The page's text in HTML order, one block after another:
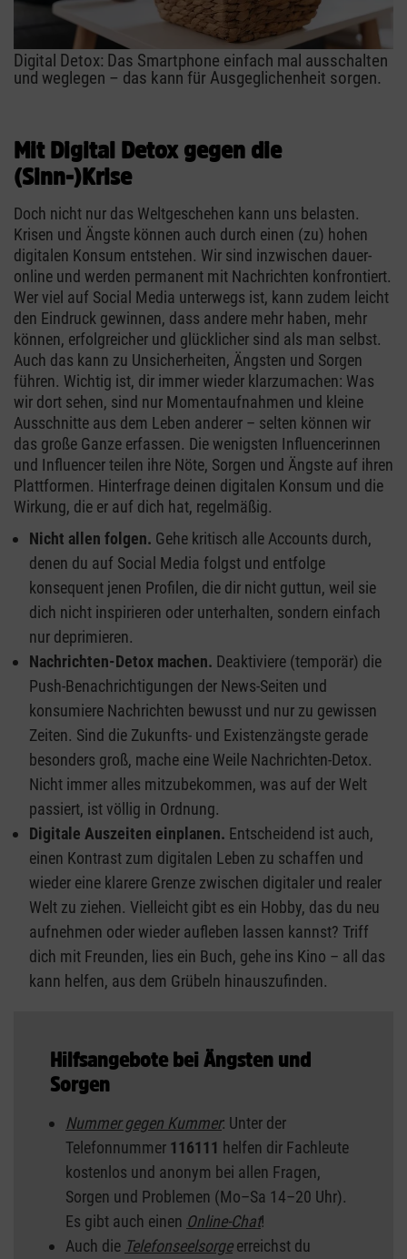
Digital Detox: Das Smartphone einfach mal ausschalten
und weglegen – das kann für Ausgeglichenheit sorgen.
Mit Digital Detox gegen die
(Sinn-)Krise
Doch nicht nur das Weltgeschehen kann uns belasten.
Krisen und Ängste können auch durch einen (zu) hohen
digitalen Konsum entstehen. Wir sind inzwischen dauer-
online und werden permanent mit Nachrichten konfrontiert.
Wer viel auf Social Media unterwegs ist, kann zudem leicht
den Eindruck gewinnen, dass andere mehr haben, mehr
können, erfolgreicher und glücklicher sind als man selbst.
Auch das kann zu Unsicherheiten, Ängsten und Sorgen
führen. Wichtig ist, dir immer wieder klarzumachen: Was
wir dort sehen, sind nur Momentaufnahmen und kleine
Ausschnitte aus dem Leben anderer – selten können wir
das große Ganze erfassen. Die wenigsten Influencerinnen
und Influencer teilen ihre Nöte, Sorgen und Ängste auf ihren
Plattformen. Hinterfrage deinen digitalen Konsum und die
Wirkung, die er auf dich hat, regelmäßig.
Nicht allen folgen. Gehe kritisch alle Accounts durch,
denen du auf Social Media folgst und entfolge
konsequent jenen Profilen, die dir nicht guttun, weil sie
dich nicht inspirieren oder unterhalten, sondern einfach
nur deprimieren.
Nachrichten-Detox machen. Deaktiviere (temporär) die
Push-Benachrichtigungen der News-Seiten und
konsumiere Nachrichten bewusst und nur zu gewissen
Zeiten. Sind die Zukunfts- und Existenzängste gerade
besonders groß, mache eine Weile Nachrichten-Detox.
Nicht immer alles mitzubekommen, was auf der Welt
passiert, ist völlig in Ordnung.
Digitale Auszeiten einplanen. Entscheidend ist auch,
einen Kontrast zum digitalen Leben zu schaffen und
wieder eine klarere Grenze zwischen digitaler und realer
Welt zu ziehen. Vielleicht gibt es ein Hobby, das du neu
aufnehmen oder wieder aufleben lassen kannst? Triff
dich mit Freunden, lies ein Buch, gehe ins Kino – all das
kann helfen, aus dem Grübeln hinauszufinden.
Hilfsangebote bei Ängsten und
Sorgen
Nummer gegen Kummer: Unter der
Telefonnummer 116111 helfen dir Fachleute
kostenlos und anonym bei allen Fragen,
Sorgen und Problemen (Mo–Sa 14–20 Uhr).
Es gibt auch einen Online-Chat!
Auch die Telefonseelsorgeerreichst du